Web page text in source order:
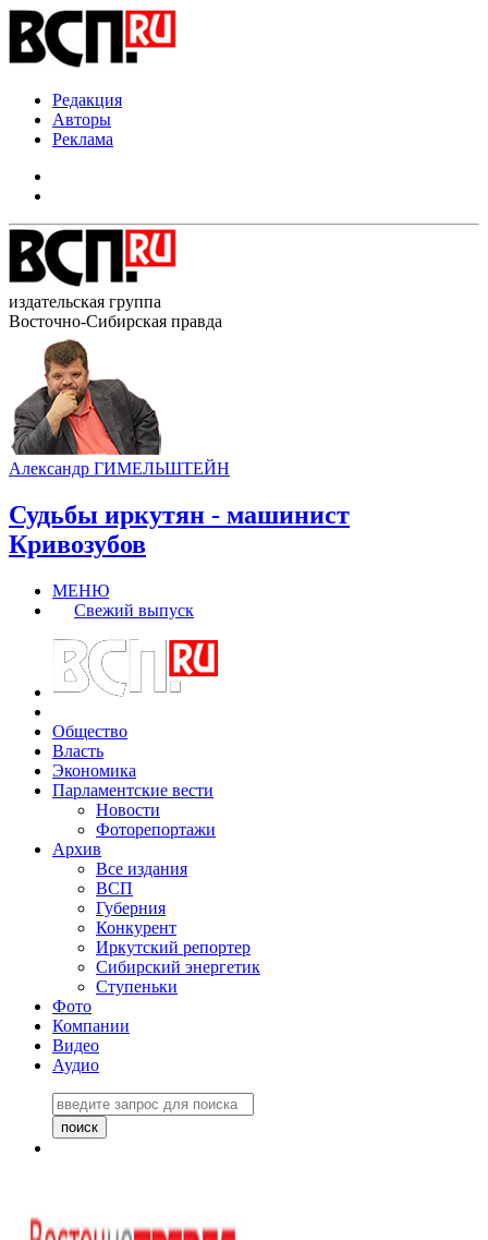
Редакция
Авторы
Реклама
издательская группа
Восточно-Сибирская правда
Александр ГИМЕЛЬШТЕЙН
Судьбы иркутян - машинист
Кривозубов
МЕНЮ
Свежий выпуск
Общество
Власть
Экономика
Парламентские вести
Новости
Фоторепортажи
Архив
Все издания
ВСП
Губерния
Конкурент
Иркутский репортер
Сибирский энергетик
Ступеньки
Фото
Компании
Видео
Аудио